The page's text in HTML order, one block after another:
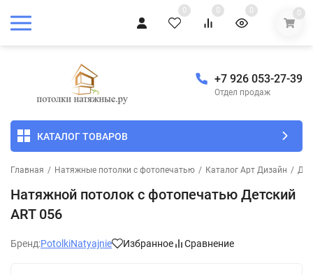
0 0 0 0
+7 926 053-27-39
Отдел продаж
КАТАЛОГ ТОВАРОВ
Главная / Натяжные потолки с фотопечатью / Каталог Арт Дизайн /
Натяжной потолок с фотопечатью Детский
ART 056
Бренд:PotolkiNatyajnie Избранное Сравнение